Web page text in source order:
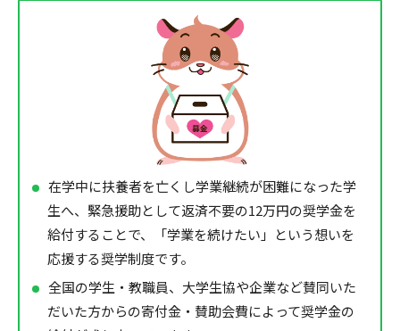
在学中に扶養者を亡くし学業継続が困難になった学
生へ、緊急援助として返済不要の12万円の奨学金を
給付することで、「学業を続けたい」という想いを
応援する奨学制度です。
全国の学生・教職員、大学生協や企業など賛同いた
だいた方からの寄付金・賛助会費によって奨学金の